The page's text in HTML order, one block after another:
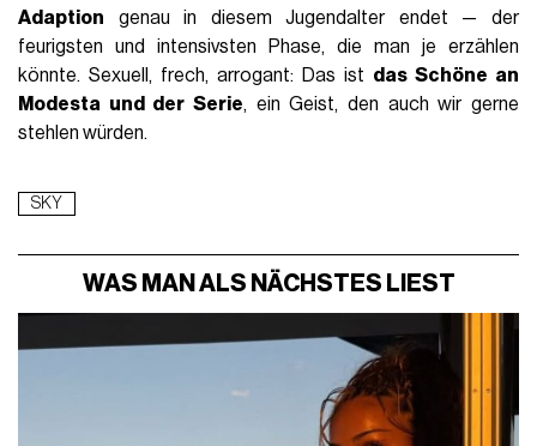
Adaption genau in diesem Jugendalter endet — der
feurigsten und intensivsten Phase, die man je erzählen
könnte. Sexuell, frech, arrogant: Das ist das Schöne an
Modesta und der Serie, ein Geist, den auch wir gerne
stehlen würden.
SKY
WAS MAN ALS NÄCHSTES LIEST